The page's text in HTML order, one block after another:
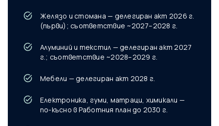
Желязо и стомана — делегиран акт 2026 г.
(първи); съответствие ~2027–2028 г.
Алуминий и текстил — делегиран акт 2027
г.; съответствие ~2028–2029 г.
Мебели — делегиран акт 2028 г.
Електроника, гуми, матраци, химикали —
по-късно в Работния план до 2030 г.